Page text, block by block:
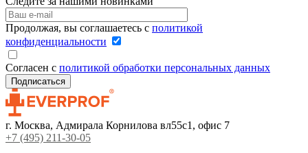
Продолжая, вы соглашаетесь с политикой
конфиденциальности
Согласен с политикой обработки персональных данных
г. Москва, Адмирала Корнилова вл55с1, офис 7
+7 (495) 211-30-05